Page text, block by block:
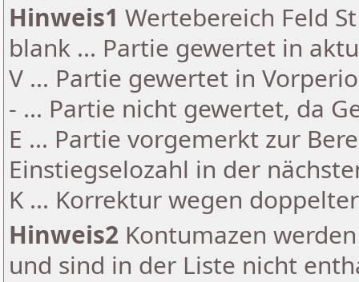
Hinweis1 Wertebereich Feld
blank ... Partie gewertet in
V ... Partie gewertet in
- ... Partie nicht gewertet, da
E ... Partie vorgemerkt zur
Einstiegselozahl in der
K ... Korrektur wegen
Hinweis2 Kontumazen
und sind in der Liste nicht